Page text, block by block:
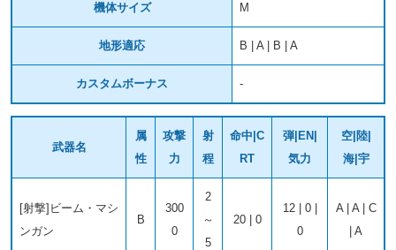
機体サイズ M
地形適応 B | A | B | A
カスタムボーナス -
武器名
属
性
攻撃
力
射
程
命中|C
RT
弾|EN|
気力
空|陸|
海|宇
[射撃]ビーム・マシ
ンガン
B
300
0
2
～
5
20 | 0
12 | 0 |
0
A | A | C
| A